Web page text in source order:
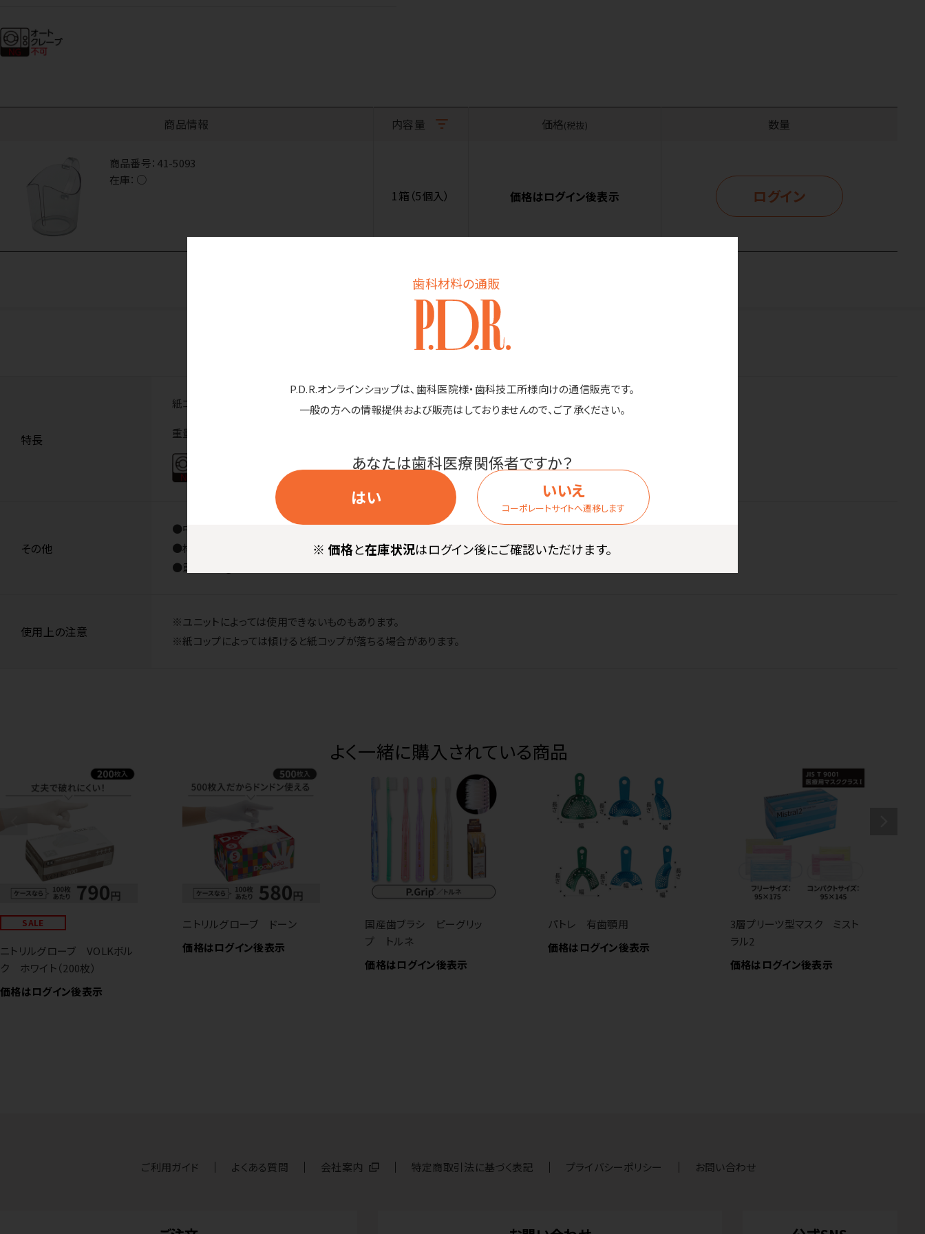
歯科材料の通販
P.D.R.オンラインショップは、歯科医院様・歯科技工所様向けの通信販売です。
一般の方への情報提供および販売はしておりませんので、ご了承ください。
あなたは歯科医療関係者ですか？
はい
いいえ
コーポレートサイトへ遷移します
※ 価格と在庫状況はログイン後にご確認いただけます。
商品情報 内容量 価格(税抜) 数量
商品番号： 41-5093
在庫： ○
1箱（5個入） 価格はログイン後表示 ログイン
商品詳細
特長
紙コップに持ち手が付くから持ちやすい！お子さま、ご年配の方に。
重量感知式オートコックの重りのかわりにも。
その他
●中国製
●材質／ABS樹脂
●重量／24g
使用上の注意
※ユニットによっては使用できないものもあります。
※紙コップによっては傾けると紙コップが落ちる場合があります。
よく一緒に購入されている商品
SALE
ニトリルグローブ VOLKボル
ク ホワイト（200枚）
価格はログイン後表示
ニトリルグローブ ドーン
価格はログイン後表示
国産歯ブラシ ピーグリッ
プ トルネ
価格はログイン後表示
パトレ 有歯顎用
価格はログイン後表示
3層プリーツ型マスク ミスト
ラル2
価格はログイン後表示
ご利用ガイド よくある質問 会社案内 特定商取引法に基づく表記 プライバシーポリシー お問い合わせ